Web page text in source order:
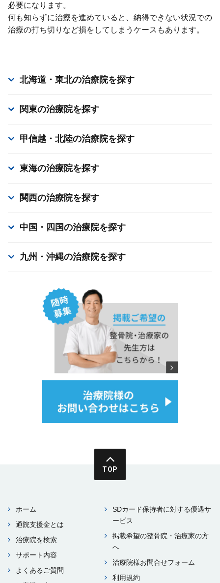
必要になります。
何も知らずに治療を進めていると、納得できない状況での
治療の打ち切りなど損をしてしまうケースもあります。
北海道・東北の治療院を探す
関東の治療院を探す
甲信越・北陸の治療院を探す
東海の治療院を探す
関西の治療院を探す
中国・四国の治療院を探す
九州・沖縄の治療院を探す
TOP
ホーム
通院⽀援⾦とは
治療院を検索
サポート内容
よくあるご質問
SDカード保持者に対する優遇サ
ービス
掲載希望の整⾻院・治療家の⽅
へ
治療院様お問合せフォーム
利⽤規約